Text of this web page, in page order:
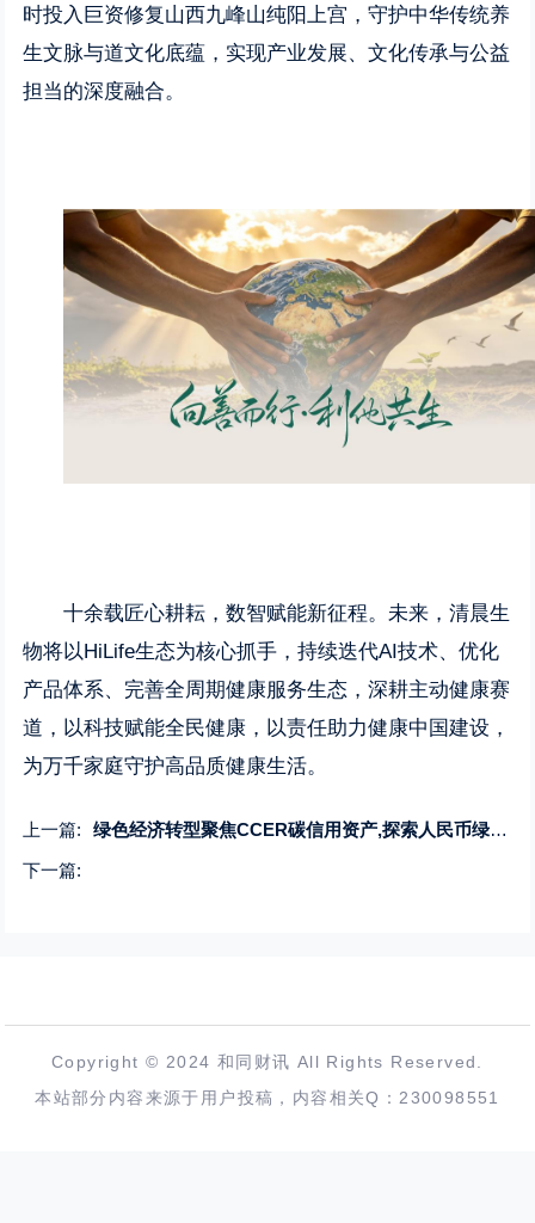
时投入巨资修复山西九峰山纯阳上宫，守护中华传统养
生文脉与道文化底蕴，实现产业发展、文化传承与公益
担当的深度融合。
十余载匠心耕耘，数智赋能新征程。未来，清晨生
物将以HiLife生态为核心抓手，持续迭代AI技术、优化
产品体系、完善全周期健康服务生态，深耕主动健康赛
道，以科技赋能全民健康，以责任助力健康中国建设，
为万千家庭守护高品质健康生活。
上一篇:
绿色经济转型聚焦CCER碳信用资产,探索人民币绿色资产国际化新通道
下一篇:
Copyright © 2024 和同财讯 All Rights Reserved.
本站部分内容来源于用户投稿，内容相关Q：230098551